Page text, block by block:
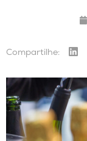
Compartilhe: